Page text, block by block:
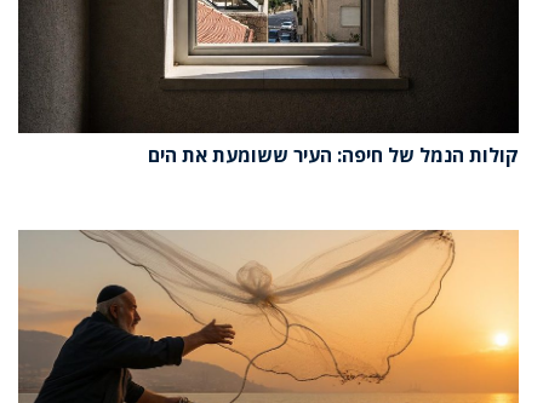
קולות הנמל של חיפה: העיר ששומעת את הים